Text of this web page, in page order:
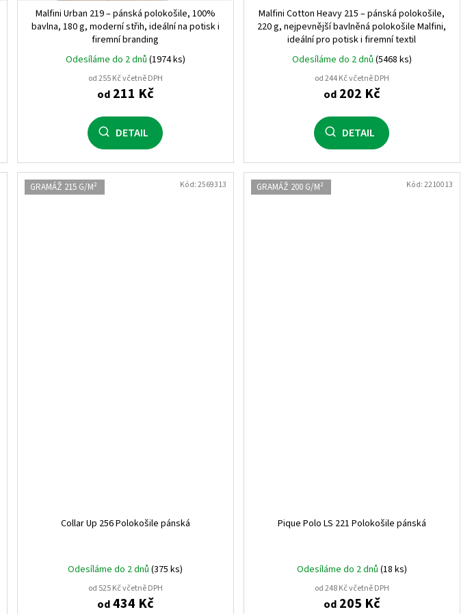
BÍLÁ/ČERVENÁ-MODRÁ-Č 1
VÁŠNIVĚ ČERVENÁ/BÍLÁ
MODRÁ DENIM/BÍLÁ-ŽLU
NÁMOŘNICKÁ KRÁLOVSKÁ
SVĚTLE ŠEDÁ/ČERNÁ-OR
ČERNÁ/BÍLÁ-ŽLUTÁ FLU
Malfini Urban 219 – pánská polokošile, 100%
bavlna, 180 g, moderní střih, ideální na potisk i
firemní branding
Odesíláme do 2 dnů (1974 ks)
od 255 Kč včetně DPH
od211 Kč
DETAIL
Malfini Cotton Heavy 215 – pánská polokošile,
220 g, nejpevnější bavlněná polokošile Malfini,
ideální pro potisk i firemní textil
Odesíláme do 2 dnů (5468 ks)
od 244 Kč včetně DPH
od202 Kč
DETAIL
GRAMÁŽ 215 G/M²
Collar Up 256 Polokošile pánská
Odesíláme do 2 dnů(375 ks)
od 525 Kč včetně DPH
od434 Kč
Kód:2569313 GRAMÁŽ 200 G/M²
Pique Polo LS 221 Polokošile pánská
Odesíláme do 2 dnů (18 ks)
od 248 Kč včetně DPH
od205 Kč
Kód:2210013